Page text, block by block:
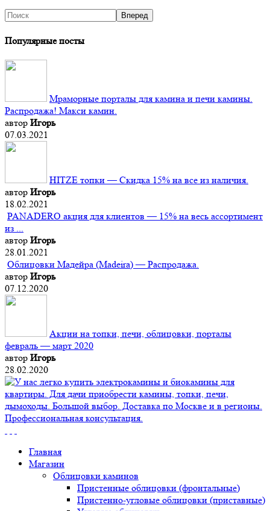
Популярные посты
Мраморные порталы для камина и печи камины.
Распродажа! Макси камин.
автор Игорь
07.03.2021
HITZE топки — Скидка 15% на все из наличия.
автор Игорь
18.02.2021
PANADERO акция для клиентов — 15% на весь ассортимент
из ...
автор Игорь
28.01.2021
Облицовки Мадейра (Мadeira) — Распродажа.
автор Игорь
07.12.2020
Акции на топки, печи, облицовки, порталы
февраль — март 2020
автор Игорь
28.02.2020
Главная
Магазин
Облицовки каминов
Пристенные облицовки (фронтальные)
Пристенно-угловые облицовки (приставные)